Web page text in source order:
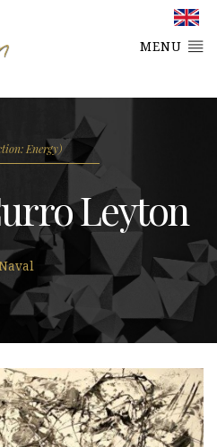
MENU
Energy)
Leyton